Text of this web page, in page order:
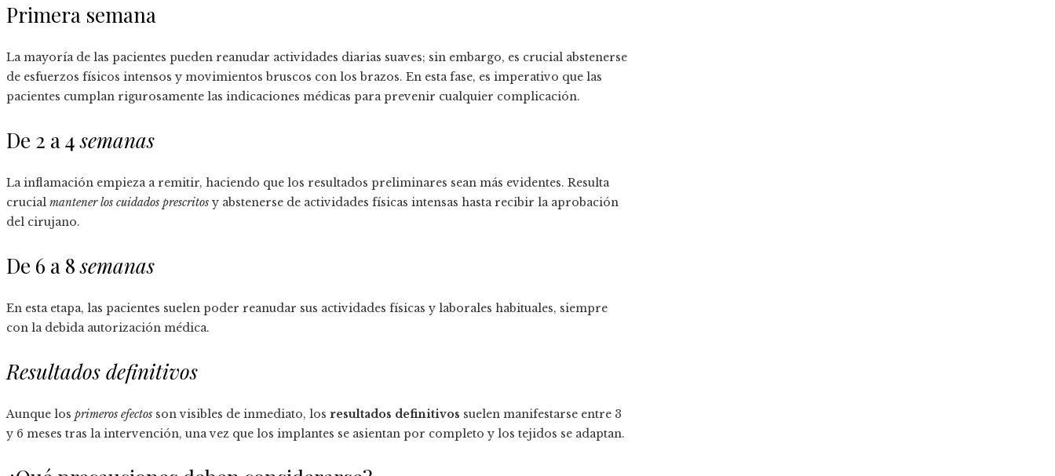
Primera semana
La mayoría de las pacientes pueden reanudar actividades diarias suaves; sin embargo, es crucial abstenerse
de esfuerzos físicos intensos y movimientos bruscos con los brazos. En esta fase, es imperativo que las
pacientes cumplan rigurosamente las indicaciones médicas para prevenir cualquier complicación.
De 2 a 4semanas
La inflamación empieza a remitir, haciendo que los resultados preliminares sean más evidentes. Resulta
crucial mantener los cuidados prescritos y abstenerse de actividades físicas intensas hasta recibir la aprobación
del cirujano.
De 6 a 8semanas
En esta etapa, las pacientes suelen poder reanudar sus actividades físicas y laborales habituales, siempre
con la debida autorización médica.
Resultados definitivos
Aunque los primeros efectos son visibles de inmediato, los resultados definitivos suelen manifestarse entre 3
y 6 meses tras la intervención, una vez que los implantes se asientan por completo y los tejidos se adaptan.